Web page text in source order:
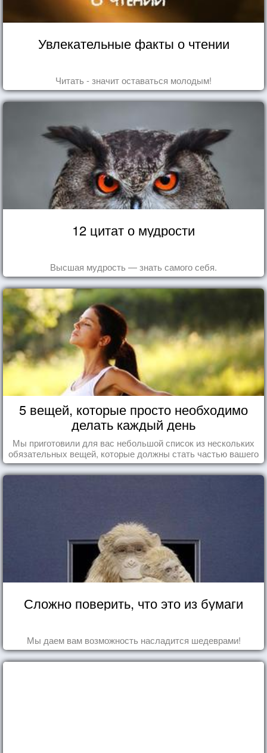
Увлекательные факты о чтении
Читать - значит оставаться молодым!
12 цитат о мудрости
Высшая мудрость — знать самого себя.
5 вещей, которые просто необходимо
делать каждый день
Мы приготовили для вас небольшой список из нескольких
обязательных вещей, которые должны стать частью вашего
дня.
Сложно поверить, что это из бумаги
Мы даем вам возможность насладится шедеврами!